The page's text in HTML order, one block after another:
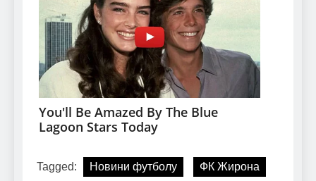
Tagged: Новини футболу ФК Жирона